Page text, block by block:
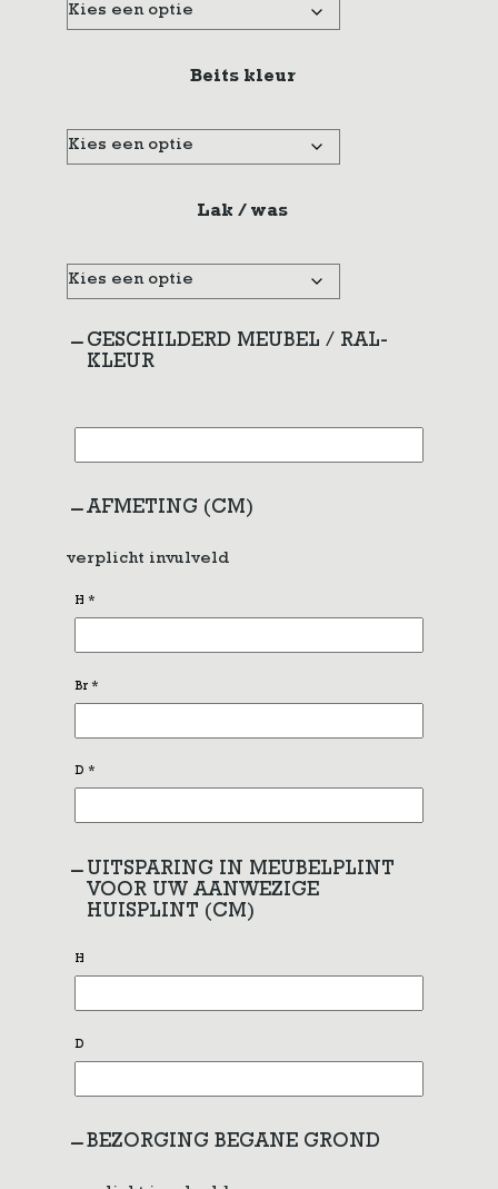
Beits kleur
Lak / was
GESCHILDERD MEUBEL / RAL-
KLEUR
AFMETING (CM)
verplicht invulveld
H *
Br *
D *
UITSPARING IN MEUBELPLINT
VOOR UW AANWEZIGE
HUISPLINT (CM)
H
D
BEZORGING BEGANE GROND